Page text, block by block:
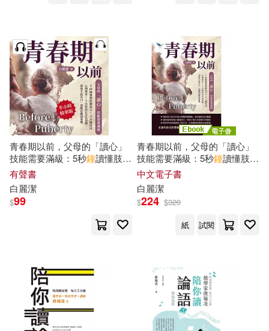
Macmillan Publishers International
Ltd(1)
Naoko(1) Roger Priddy(1)
世一文化編輯群(1)
主婦之友社(1)
今邑彩（いまむら あや）(1)
伯恩．韓瑞希(1)
佐佐木正悟(1) 余苑瑩(1)
俞顯株(1)
Penguin Group UK(1)
世一(1)
北京科學技術出版社(1)
北方婦女兒童出版社(1)
千魚娛樂(1)
墨刻(1)
大牌出版(1)
電子書 (可複選)
適合手機平板閱讀(36)
適合平板閱讀(67)
其他
價格
範圍
青春期以前，父母的「讀心」
技能需要滿級：5秒鐘讀懂肢體
語言×3分
時改正不良習慣，即使不說出
口，爸媽也應該要懂 (有聲
有聲書
白麗潔
$99
青春期以前，父母的「讀心」
技能需要滿級：5秒鐘讀懂肢體
語言×3分鐘
時 改正不良習慣，即使不說出
口，爸媽也應該要懂 (電子書)
中文電子書
白麗潔
$224 $320
紙
試閱